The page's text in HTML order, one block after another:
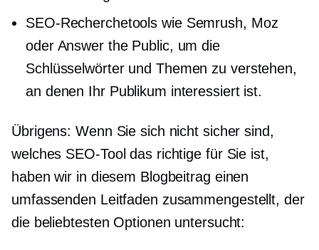
SEO-Recherchetools wie Semrush, Moz
oder Answer the Public, um die
Schlüsselwörter und Themen zu verstehen,
an denen Ihr Publikum interessiert ist.
Übrigens: Wenn Sie sich nicht sicher sind,
welches SEO-Tool das richtige für Sie ist,
haben wir in diesem Blogbeitrag einen
umfassenden Leitfaden zusammengestellt, der
die beliebtesten Optionen untersucht: